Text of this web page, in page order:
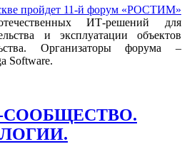
пройдет 11-й форум «РОСТИМ»
ИТ-решений для
и эксплуатации объектов
Организаторы форума –
Software.
СООБЩЕСТВО.